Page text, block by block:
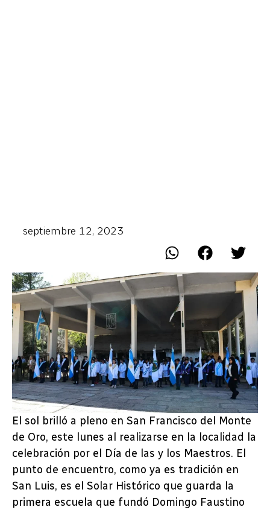
septiembre 12, 2023
El sol brilló a pleno en San Francisco del Monte
de Oro, este lunes al realizarse en la localidad la
celebración por el Día de las y los Maestros. El
punto de encuentro, como ya es tradición en
San Luis, es el Solar Histórico que guarda la
primera escuela que fundó Domingo Faustino